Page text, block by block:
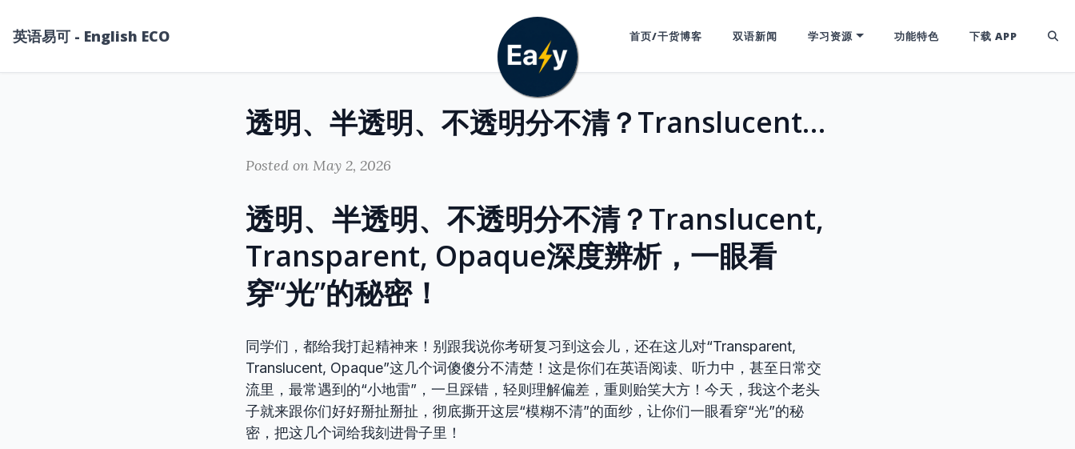
英语易可 - English ECO 首页/干货博客 双语新闻 学习资源 功能特色 下载 APP
透明、半透明、不透明分不清？Translucent, Transparent, Opaque深度辨析，一眼看穿“光”的秘密！
Posted on May 2, 2026
透明、半透明、不透明分不清？Translucent,
Transparent, Opaque深度辨析，一眼看
穿“光”的秘密！
同学们，都给我打起精神来！别跟我说你考研复习到这会儿，还在这儿对“Transparent,
Translucent, Opaque”这几个词傻傻分不清楚！这是你们在英语阅读、听力中，甚至日常交
流里，最常遇到的“小地雷”，一旦踩错，轻则理解偏差，重则贻笑大方！今天，我这个老头
子就来跟你们好好掰扯掰扯，彻底撕开这层“模糊不清”的面纱，让你们一眼看穿“光”的秘
密，把这几个词给我刻进骨子里！